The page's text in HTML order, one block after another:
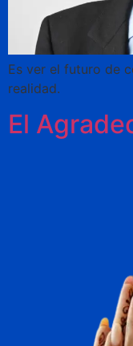
Es ver el futuro de
realidad.
El